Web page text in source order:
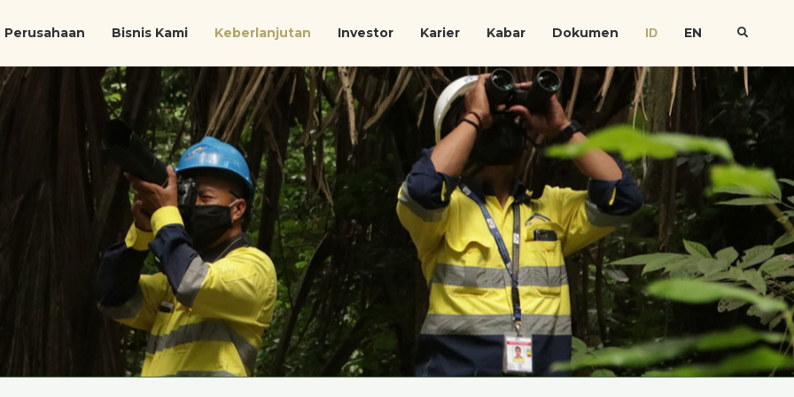
Perusahaan Bisnis Kami Keberlanjutan Investor Karier Kabar Dokumen ID EN